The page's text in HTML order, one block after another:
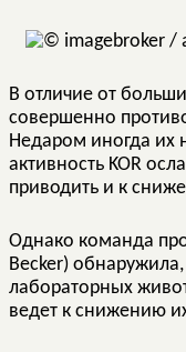
В отличие от
совершенно
Недаром иногда их
активность KOR
приводить и к
Однако команда
Becker)
лабораторных
ведет к снижению